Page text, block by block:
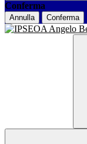
Conferma
Annulla Conferma